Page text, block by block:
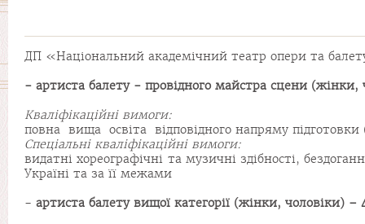
ДП «Національний академічний театр опери та
- артиста балету - провідного майстра сцени (жінки,
Кваліфікаційні вимоги:
повна вища освіта відповідного напряму
Спеціальні кваліфікаційні вимоги:
видатні хореографічні та музичні здібності,
Україні та за її межами
- артиста балету вищої категорії (жінки, чоловіки) –